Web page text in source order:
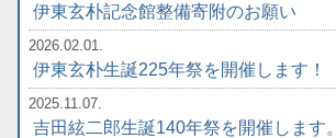
伊東玄朴記念館整備寄附のお願い
2026.02.01.
伊東玄朴生誕225年祭を開催します！
2025.11.07.
吉田絃二郎生誕140年祭を開催します。